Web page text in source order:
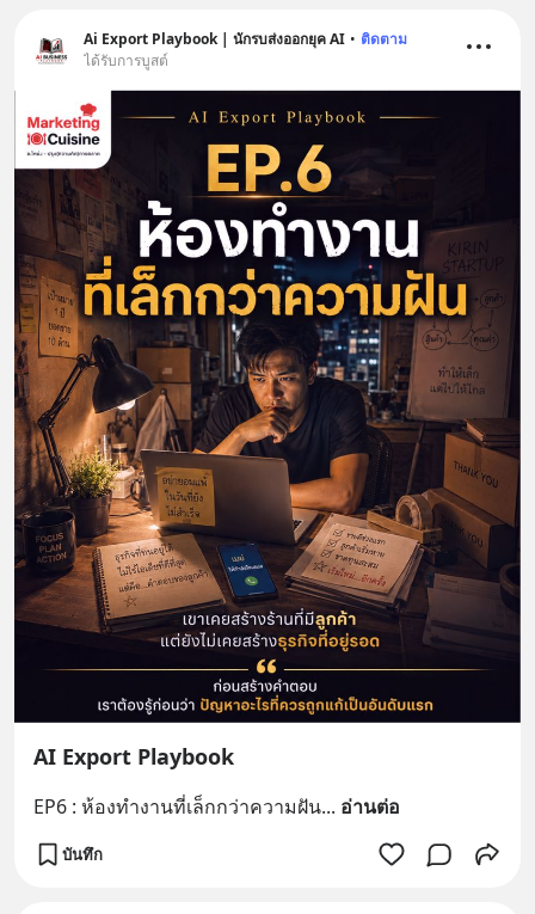
Ai Export Playbook | นักรบส่งออกยุค AI • ติดตาม
ได้รับการบูสต์
AI Export Playbook
EP6 : ห้องทำงานที่เล็กกว่าความฝัน... อ่านต่อ
บันทึก